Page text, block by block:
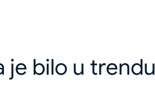
je bilo u trendu